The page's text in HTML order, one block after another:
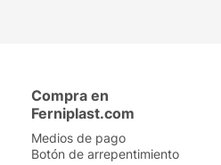
Compra en
Ferniplast.com
Medios de pago
Botón de arrepentimiento